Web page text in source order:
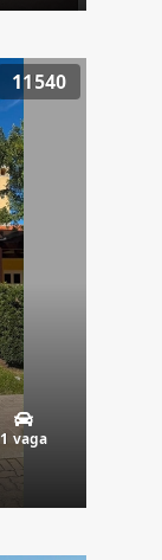
11540
1 vaga